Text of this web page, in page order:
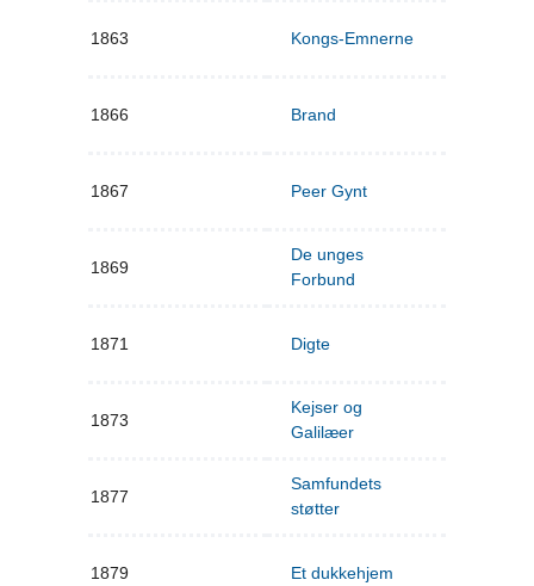
1863 Kongs-Emnerne
1866 Brand
1867 Peer Gynt
1869
De unges
Forbund
1871 Digte
1873
Kejser og
Galilæer
1877
Samfundets
støtter
1879 Et dukkehjem